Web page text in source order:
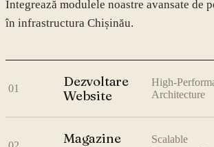
Integrează modulele noastre avansate de
în infrastructura Chișinău.
01
Dezvoltare
Website
High-
Architecture
Magazine
Scalable